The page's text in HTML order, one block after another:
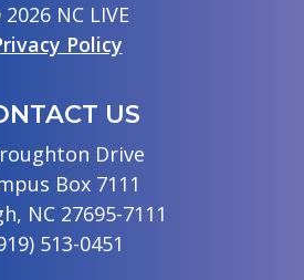
NC LIVE
Policy
US
Drive
Box 7111
NC 27695-7111
513-0451